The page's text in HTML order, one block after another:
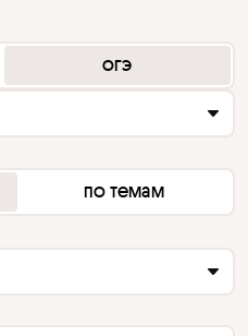
огэ
по темам